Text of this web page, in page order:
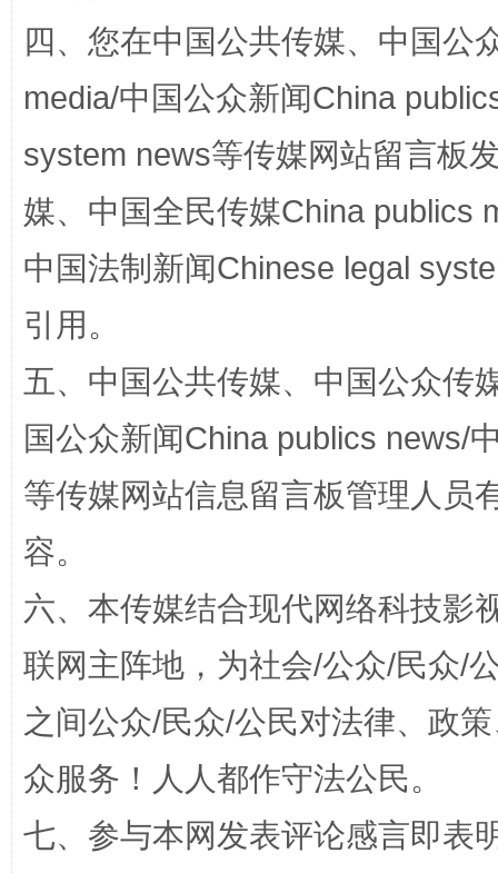
完善运行机制助力责任有效落实 一纸欠
四、您在中国公共传媒、中国公
media/中国公众新闻China
system news等传媒网站留言板
媒、中国全民传媒China publics
中国法制新闻Chinese legal
引用。
五、中国公共传媒、中国公众传
国公众新闻China publics news/
等传媒网站信息留言板管理人员
容。
六、本传媒结合现代网络科技影
联网主阵地，为社会/公众/民众/
之间公众/民众/公民对法律、政
众服务！人人都作守法公民。
七、参与本网发表评论感言即表